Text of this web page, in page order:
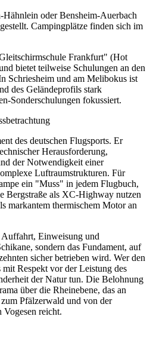
oder Bensheim-Auerbach
Campingplätze finden sich im
Frankfurt" (Hot
bietet teilweise Schulungen an den
Schriesheim und am Melibokus ist
des Geländeprofils stark
Sonderschulungen fokussiert.
des deutschen Flugsports. Er
Herausforderung,
der Notwendigkeit einer
Luftraumstrukturen. Für
ein "Muss" in jedem Flugbuch,
Bergstraße als XC-Highway nutzen
markantem thermischem Motor an
Einweisung und
sondern das Fundament, auf
sicher betrieben wird. Wer den
Respekt vor der Leistung des
der Natur tun. Die Belohnung
über die Rheinebene, das an
Pfälzerwald und von der
reicht.